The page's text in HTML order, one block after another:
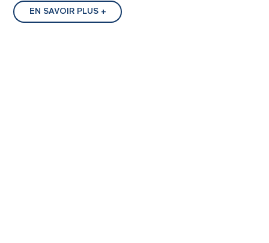
EN SAVOIR PLUS +